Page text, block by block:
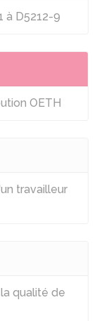
à D5212-9
OETH
travailleur
qualité de